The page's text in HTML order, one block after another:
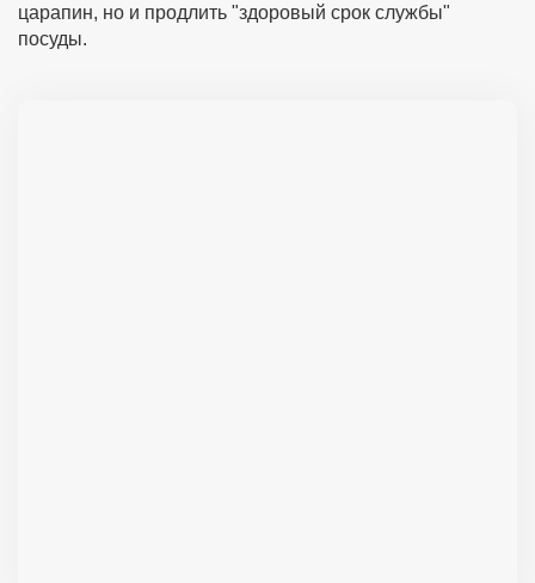
царапин, но и продлить "здоровый срок службы"
посуды.